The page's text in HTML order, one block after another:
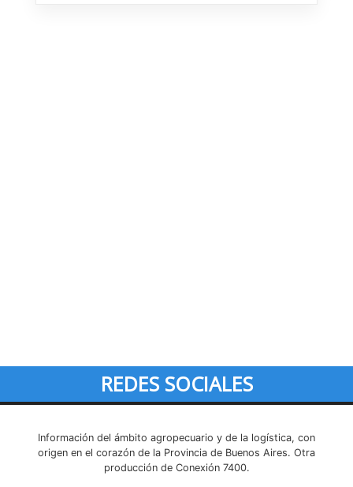
REDES SOCIALES
Información del ámbito agropecuario y de la logística, con
origen en el corazón de la Provincia de Buenos Aires. Otra
producción de Conexión 7400.